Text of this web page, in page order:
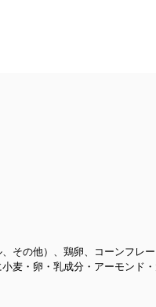
その他）、鶏卵、コーンフレ
麦・卵・乳成分・アーモンド・